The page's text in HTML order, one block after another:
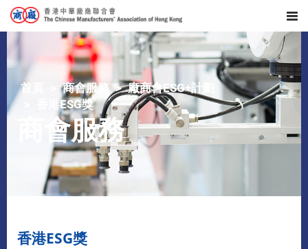
首頁 商會服務
廠商會ESG+計劃
香港ESG獎
商會服務
香港ESG獎